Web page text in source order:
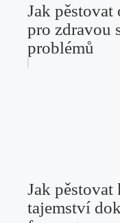
Jak pěstovat
pro zdravou
problémů
Jak
tajemství